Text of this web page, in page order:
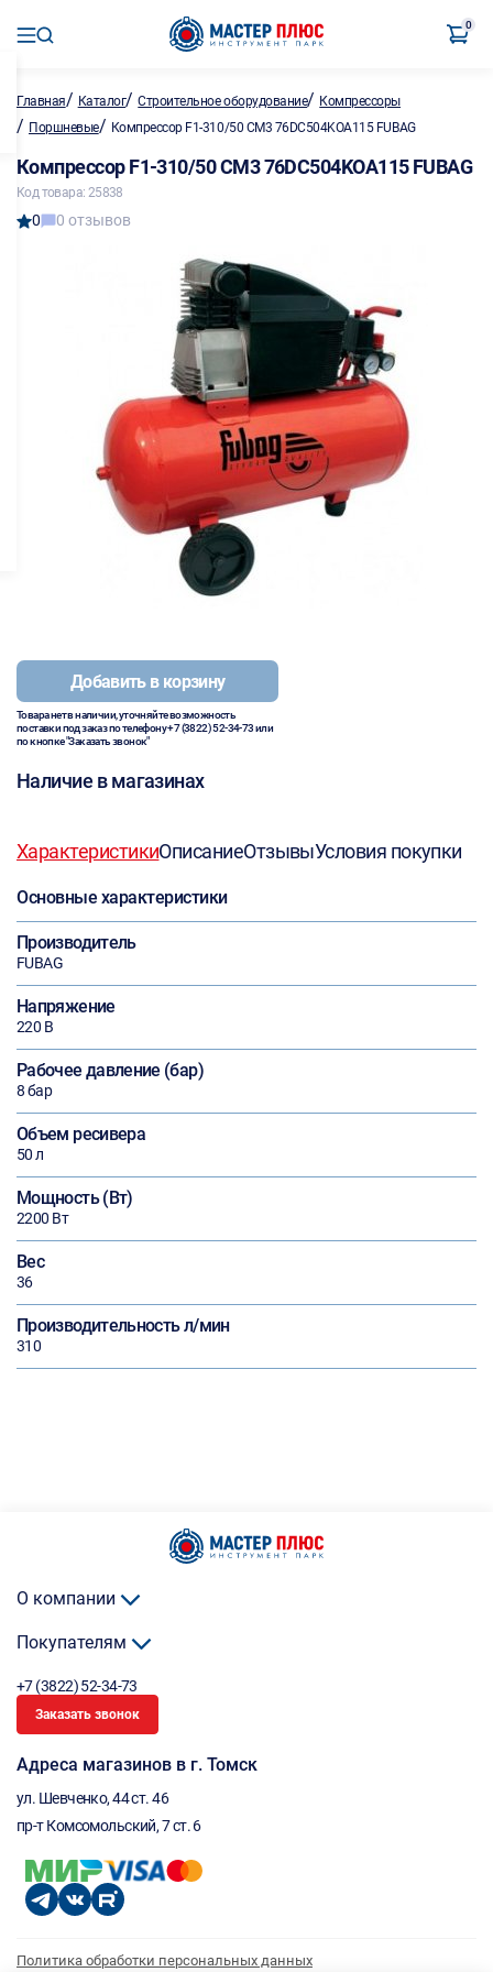
0
Главная/ Каталог/Строительное оборудование/ Компрессоры
/ Поршневые/ Компрессор F1-310/50 CM3 76DC504KOA115 FUBAG
Компрессор F1-310/50 CM3 76DC504KOA115 FUBAG
Код товара: 25838
0 0 отзывов
Добавить в корзину
Товара нет в наличии, уточняйте возможность
поставки под заказ по телефону+7 (3822) 52-34-73или
по кнопке "Заказать звонок"
Наличие в магазинах
ХарактеристикиОписаниеОтзывыУсловия покупки
Основные характеристики
Производитель
FUBAG
Напряжение
220 В
Рабочее давление (бар)
8 бар
Объем ресивера
50 л
Мощность (Вт)
2200 Вт
Вес
36
Производительность л/мин
310
О компании
Покупателям
+7 (3822) 52-34-73
Заказать звонок
Адреса магазинов в г. Томск
ул. Шевченко, 44 ст. 46
пр-т Комсомольский, 7 ст. 6
Политика обработки персональных данных